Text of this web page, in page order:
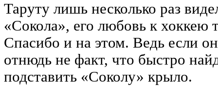
Таруту лишь несколько раз
«Сокола», его любовь к хоккею
Спасибо и на этом. Ведь если
отнюдь не факт, что быстро
подставить «Соколу» крыло.